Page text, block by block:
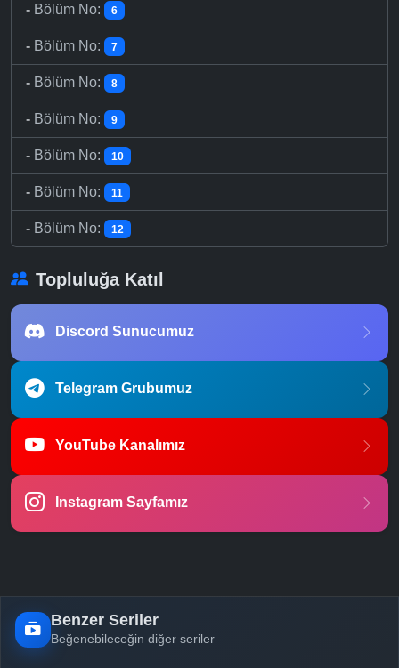
- Bölüm No: 6
- Bölüm No: 7
- Bölüm No: 8
- Bölüm No: 9
- Bölüm No: 10
- Bölüm No: 11
- Bölüm No: 12
Topluluğa Katıl
Discord Sunucumuz
Telegram Grubumuz
YouTube Kanalımız
Instagram Sayfamız
Benzer Seriler
Beğenebileceğin diğer seriler